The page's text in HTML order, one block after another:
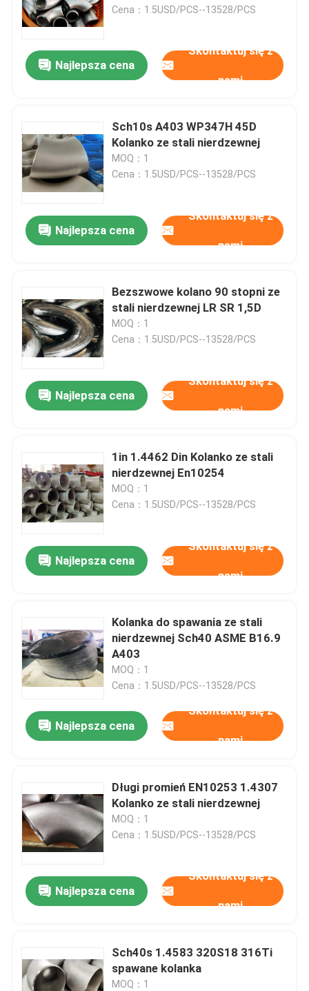
Produkty
O nas
Wycieczka po fabryce
Company News
Cena：1.5USD/PCS--13528/PCS
Najlepsza cena
Skontaktuj się z
nami
Sch10s A403 WP347H 45D
Kolanko ze stali nierdzewnej
MOQ：1
Cena：1.5USD/PCS--13528/PCS
Najlepsza cena
Skontaktuj się z
nami
Bezszwowe kolano 90 stopni ze
stali nierdzewnej LR SR 1,5D
MOQ：1
Cena：1.5USD/PCS--13528/PCS
Najlepsza cena
Skontaktuj się z
nami
1in 1.4462 Din Kolanko ze stali
nierdzewnej En10254
MOQ：1
Cena：1.5USD/PCS--13528/PCS
Najlepsza cena
Skontaktuj się z
nami
Kolanka do spawania ze stali
nierdzewnej Sch40 ASME B16.9
A403
MOQ：1
Cena：1.5USD/PCS--13528/PCS
Najlepsza cena
Skontaktuj się z
nami
Długi promień EN10253 1.4307
Kolanko ze stali nierdzewnej
MOQ：1
Cena：1.5USD/PCS--13528/PCS
Najlepsza cena
Skontaktuj się z
nami
Sch40s 1.4583 320S18 316Ti
spawane kolanka
MOQ：1